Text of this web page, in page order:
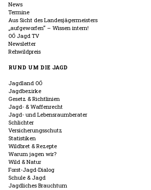
News
Termine
Aus Sicht des Landesjägermeisters
„aufgeworfen“ – Wissen intern!
OÖ Jagd TV
Newsletter
Rehwildpreis
RUND UM DIE JAGD
Jagdland OÖ
Jagdbezirke
Gesetz & Richtlinien
Jagd- & Waffenrecht
Jagd- und Lebensraumberater
Schlichter
Versicherungsschutz
Statistiken
Wildbret & Rezepte
Warum jagen wir?
Wild & Natur
Forst-Jagd-Dialog
Schule & Jagd
Jagdliches Brauchtum